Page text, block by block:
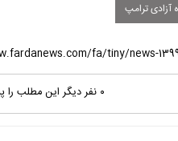
آزادی ترامپ
۰ نفر دیگر این مطلب را